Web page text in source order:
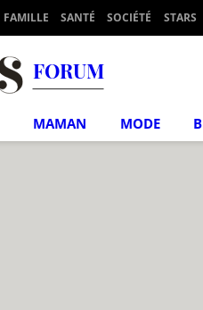
FAMILLE SANTÉ SOCIÉTÉ STARS
FORUM
MAMAN MODE